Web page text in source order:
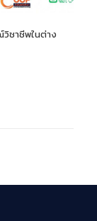
ชาชีพในต่าง